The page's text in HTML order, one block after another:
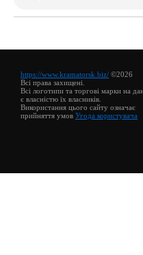
https://www.kramatorsk.biz/ ©2026
Всі права захищені.
Всі логотипи та торгові марки на
є власністю їх власників.
Використання цього сайту означає
прийняття умов Угода користувача